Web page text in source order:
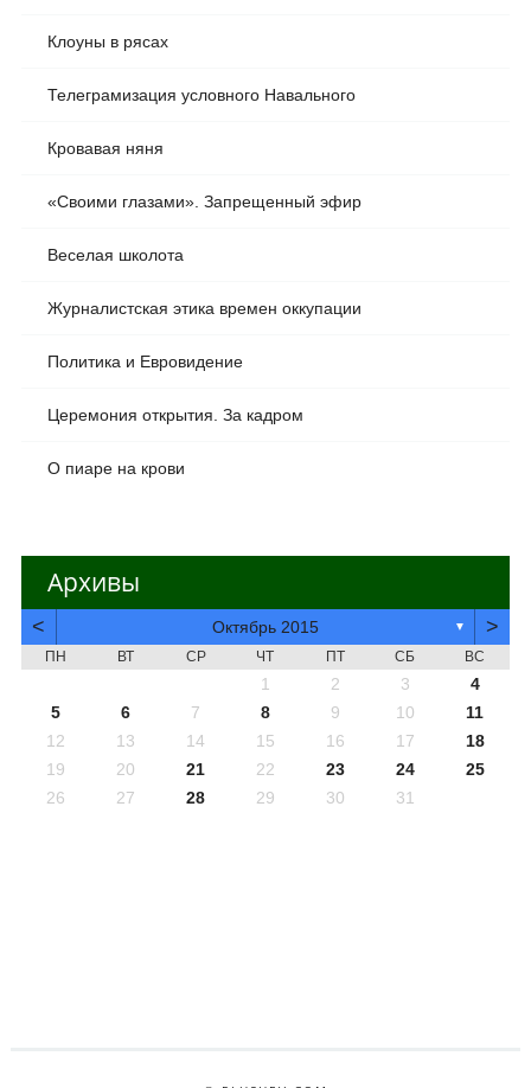
Клоуны в рясах
Телеграмизация условного Навального
Кровавая няня
«Своими глазами». Запрещенный эфир
Веселая школота
Журналистская этика времен оккупации
Политика и Евровидение
Церемония открытия. За кадром
О пиаре на крови
Архивы
< Октябрь 2015 ▼ >
ПН ВТ СР ЧТ ПТ СБ ВС
1 2 3
4
5
6 7 8 9 10
11
12
13 14 15 16 17
18
19
20 21 22 23 24
25
26
27 28 29 30 31